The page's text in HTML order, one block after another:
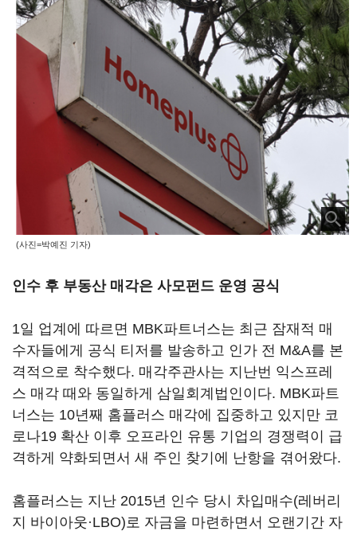
(사진=박예진 기자)
인수 후 부동산 매각은 사모펀드 운영 공식
1일 업계에 따르면 MBK파트너스는 최근 잠재적 매
수자들에게 공식 티저를 발송하고 인가 전 M&A를 본
격적으로 착수했다. 매각주관사는 지난번 익스프레
스 매각 때와 동일하게 삼일회계법인이다. MBK파트
너스는 10년째 홈플러스 매각에 집중하고 있지만 코
로나19 확산 이후 오프라인 유통 기업의 경쟁력이 급
격하게 약화되면서 새 주인 찾기에 난항을 겪어왔다.
홈플러스는 지난 2015년 인수 당시 차입매수(레버리
지 바이아웃·LBO)로 자금을 마련하면서 오랜기간 자